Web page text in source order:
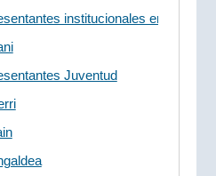
institucionales en Bizkaia
Juventud